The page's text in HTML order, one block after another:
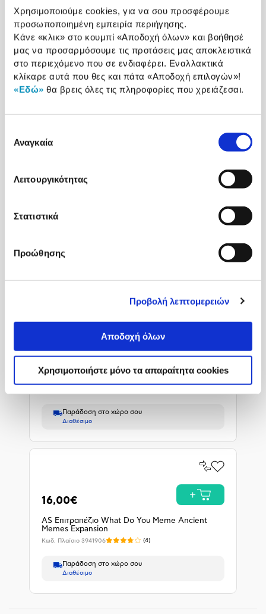
Χρησιμοποιούμε cookies, για να σου προσφέρουμε
προσωποποιημένη εμπειρία περιήγησης.
Κάνε «κλικ» στο κουμπί «Αποδοχή όλων» και βοήθησέ
μας να προσαρμόσουμε τις προτάσεις μας αποκλειστικά
στο περιεχόμενο που σε ενδιαφέρει. Εναλλακτικά
κλίκαρε αυτά που θες και πάτα «Αποδοχή επιλογών»!
«Εδώ» θα βρεις όλες τις πληροφορίες που χρειάζεσαι.
συγκατάθεσης
Αναγκαία
Λειτουργικότητας
Στατιστικά
Προώθησης
Προβολή λεπτομερειών
Αποδοχή όλων
Χρησιμοποιήστε μόνο τα απαραίτητα cookies
ΠΡΟΠΑΡΑΓΓΕΛΙΑ
Σύγκρινέ
Προσθήκη
Αγαπημένα
Square Enix Final Fantasy Resonance Nintendo
Switch 2
Κωδ. Πλαίσιο 5253780
Προπαραγγελία
στα
Αγαπημένα
Namco The Blood of Dawnwalker PC
Παράδοση στο χώρο σου
το
19,90€
EA Dead Space Remake PlayStation 5
Παράδοση στο χώρο σου
Διαθέσιμο
Σύγκρινέ
Προσθήκη
Αγαπημένα
16,00€
AS Επιτραπέζιο What Do You Meme Ancient
Memes Expansion
Κωδ. Πλαίσιο 3941906 (4)
Παράδοση στο χώρο σου
Διαθέσιμο